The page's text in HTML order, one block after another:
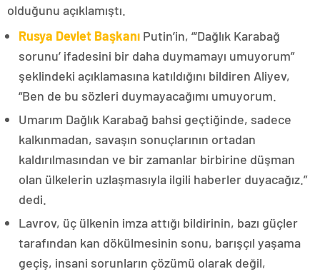
olduğunu açıklamıştı.
Rusya Devlet Başkanı Putin’in, “‘Dağlık Karabağ
sorunu’ ifadesini bir daha duymamayı umuyorum”
şeklindeki açıklamasına katıldığını bildiren Aliyev,
“Ben de bu sözleri duymayacağımı umuyorum.
Umarım Dağlık Karabağ bahsi geçtiğinde, sadece
kalkınmadan, savaşın sonuçlarının ortadan
kaldırılmasından ve bir zamanlar birbirine düşman
olan ülkelerin uzlaşmasıyla ilgili haberler duyacağız.”
dedi.
Lavrov, üç ülkenin imza attığı bildirinin, bazı güçler
tarafından kan dökülmesinin sonu, barışçıl yaşama
geçiş, insani sorunların çözümü olarak değil,